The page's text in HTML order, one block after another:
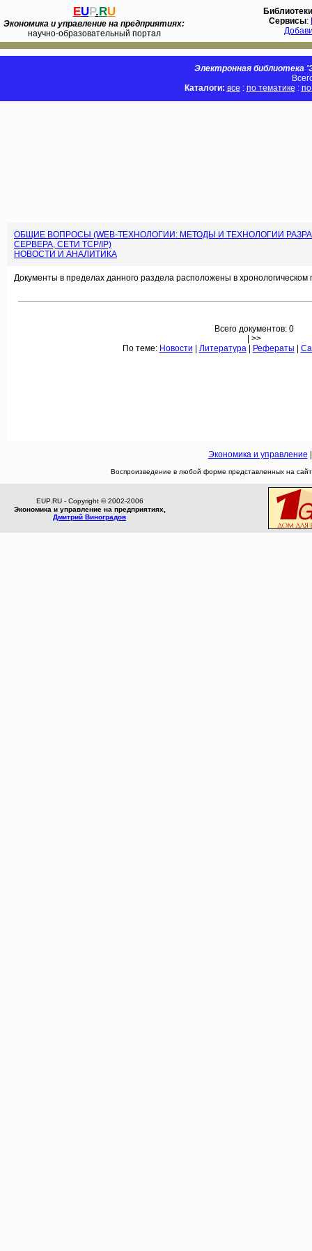
EUP.RU
Экономика и управление на предприятиях:
научно-образовательный портал
Библиотеки
Сервисы:
Электронная библиотека
Каталоги: все : по тематике :
ОБЩИЕ ВОПРОСЫ (WEB-ТЕХНОЛОГИИ: МЕТОДЫ И ТЕХНОЛОГИИ
СЕРВЕРА, СЕТИ TCP/IP)
НОВОСТИ И АНАЛИТИКА
Документы в пределах данного раздела расположены в хронологическом
Всего документов: 0
| >>
По теме: Новости Литература| Рефераты
Экономика и управление
Воспроизведение в любой форме представленных на
EUP.RU - Copyright © 2002-2006
Экономика и управление на предприятиях,
Дмитрий Виноградов